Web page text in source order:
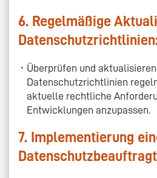
6. Regelmäßige
Überprüfen und
Datenschutzrichtlinien
aktuelle rechtliche
Entwicklungen anzupassen.
7. Implementierung